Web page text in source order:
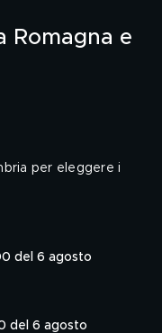
Romagna e
per eleggere i
del 6 agosto
del 6 agosto